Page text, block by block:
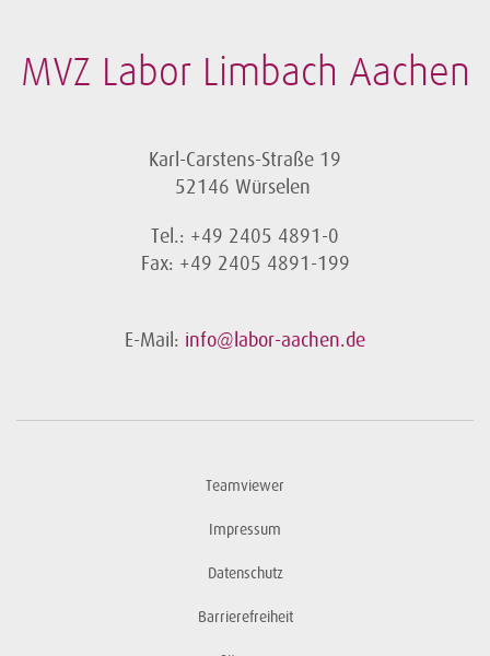
MVZ Labor Limbach Aachen
Karl-Carstens-Straße 19
52146 Würselen
Tel.: +49 2405 4891-0
Fax: +49 2405 4891-199
E-Mail: info@labor-aachen.de
Teamviewer
Impressum
Datenschutz
Barrierefreiheit